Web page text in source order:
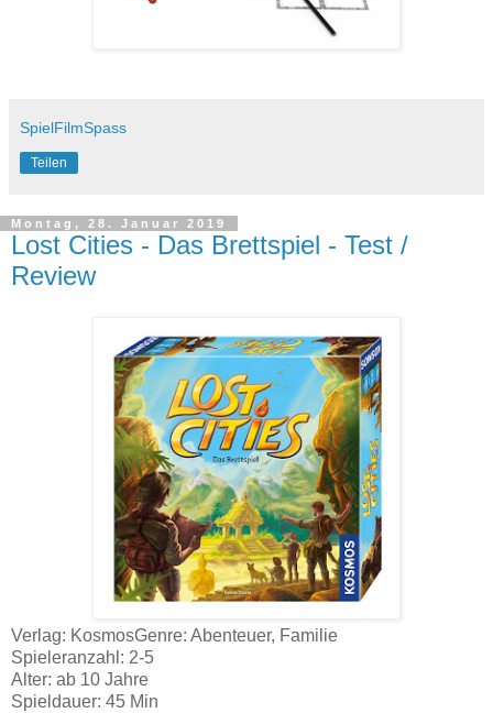
SpielFilmSpass
Teilen
Montag, 28. Januar 2019
Lost Cities - Das Brettspiel - Test /
Review
Verlag: KosmosGenre: Abenteuer, Familie
Spieleranzahl: 2-5
Alter: ab 10 Jahre
Spieldauer: 45 Min